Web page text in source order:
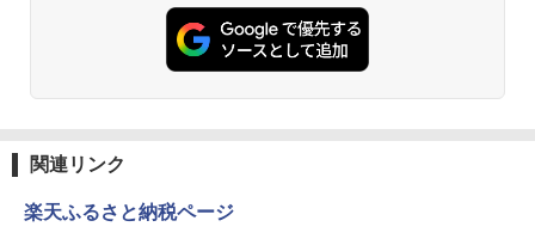
関連リンク
楽天ふるさと納税ページ